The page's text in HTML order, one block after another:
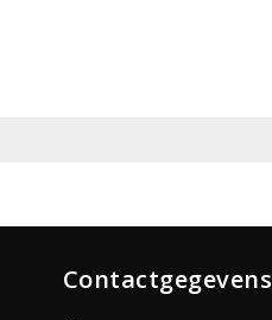
Contactgegevens